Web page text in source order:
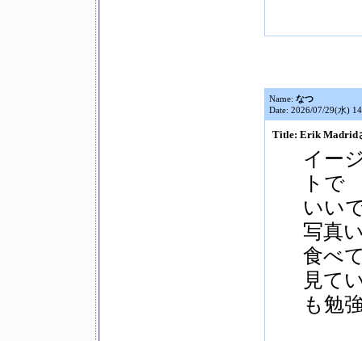
Name: なつ
Date: 2026/07/29(水)
Title: Erik Madrid
イー
トで
いい
写真
食べ
見て
も勉